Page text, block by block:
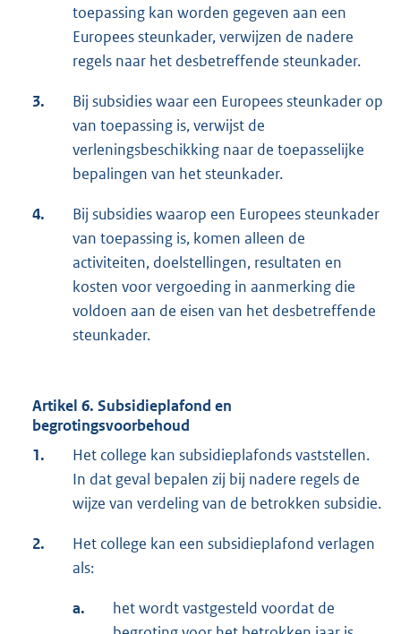
toepassing kan worden gegeven aan een
Europees steunkader, verwijzen de nadere
regels naar het desbetreffende steunkader.
3.
Bij subsidies waar een Europees steunkader op
van toepassing is, verwijst de
verleningsbeschikking naar de toepasselijke
bepalingen van het steunkader.
4.
Bij subsidies waarop een Europees steunkader
van toepassing is, komen alleen de
activiteiten, doelstellingen, resultaten en
kosten voor vergoeding in aanmerking die
voldoen aan de eisen van het desbetreffende
steunkader.
Artikel 6. Subsidieplafond en
begrotingsvoorbehoud
1.
Het college kan subsidieplafonds vaststellen.
In dat geval bepalen zij bij nadere regels de
wijze van verdeling van de betrokken subsidie.
2.
Het college kan een subsidieplafond verlagen
als:
a.
het wordt vastgesteld voordat de